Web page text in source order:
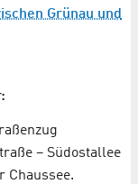
Grünau und
– Südostallee
Chaussee.